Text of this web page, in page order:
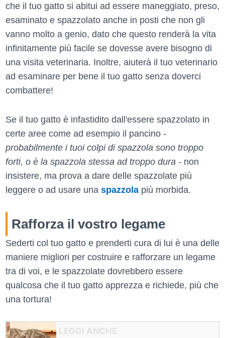
che il tuo gatto si abitui ad essere maneggiato, preso,
esaminato e spazzolato anche in posti che non gli
vanno molto a genio, dato che questo renderà la vita
infinitamente più facile se dovesse avere bisogno di
una visita veterinaria. Inoltre, aiuterà il tuo veterinario
ad esaminare per bene il tuo gatto senza doverci
combattere!
Se il tuo gatto è infastidito dall'essere spazzolato in
certe aree come ad esempio il pancino -
probabilmente i tuoi colpi di spazzola sono troppo
forti, o è la spazzola stessa ad troppo dura - non
insistere, ma prova a dare delle spazzolate più
leggere o ad usare una spazzola più morbida.
Rafforza il vostro legame
Sederti col tuo gatto e prenderti cura di lui è una delle
maniere migliori per costruire e rafforzare un legame
tra di voi, e le spazzolate dovrebbero essere
qualcosa che il tuo gatto apprezza e richiede, più che
una tortura!